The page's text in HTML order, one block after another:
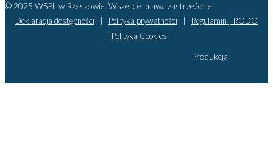
© 2025 WSPL w Rzeszowie. Wszelkie prawa zastrzeżone.
Deklaracja dostępności Polityka prywatności Regulamin | RODO
Polityka Cookies
Produkcja: